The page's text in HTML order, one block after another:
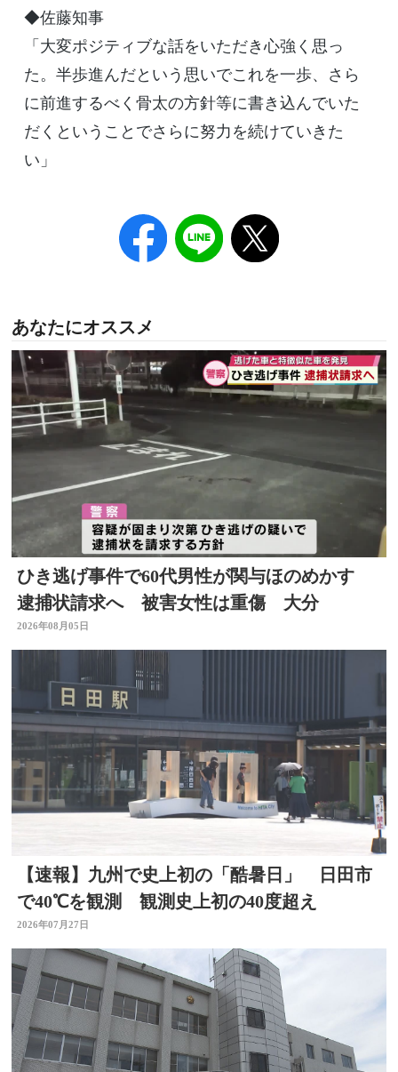
◆佐藤知事
「大変ポジティブな話をいただき心強く思っ
た。半歩進んだという思いでこれを一歩、さら
に前進するべく骨太の方針等に書き込んでいた
だくということでさらに努力を続けていきた
い」
あなたにオススメ
ひき逃げ事件で60代男性が関与ほのめかす
逮捕状請求へ 被害女性は重傷 大分
2026年08月05日
【速報】九州で史上初の「酷暑日」 日田市
で40℃を観測 観測史上初の40度超え
2026年07月27日